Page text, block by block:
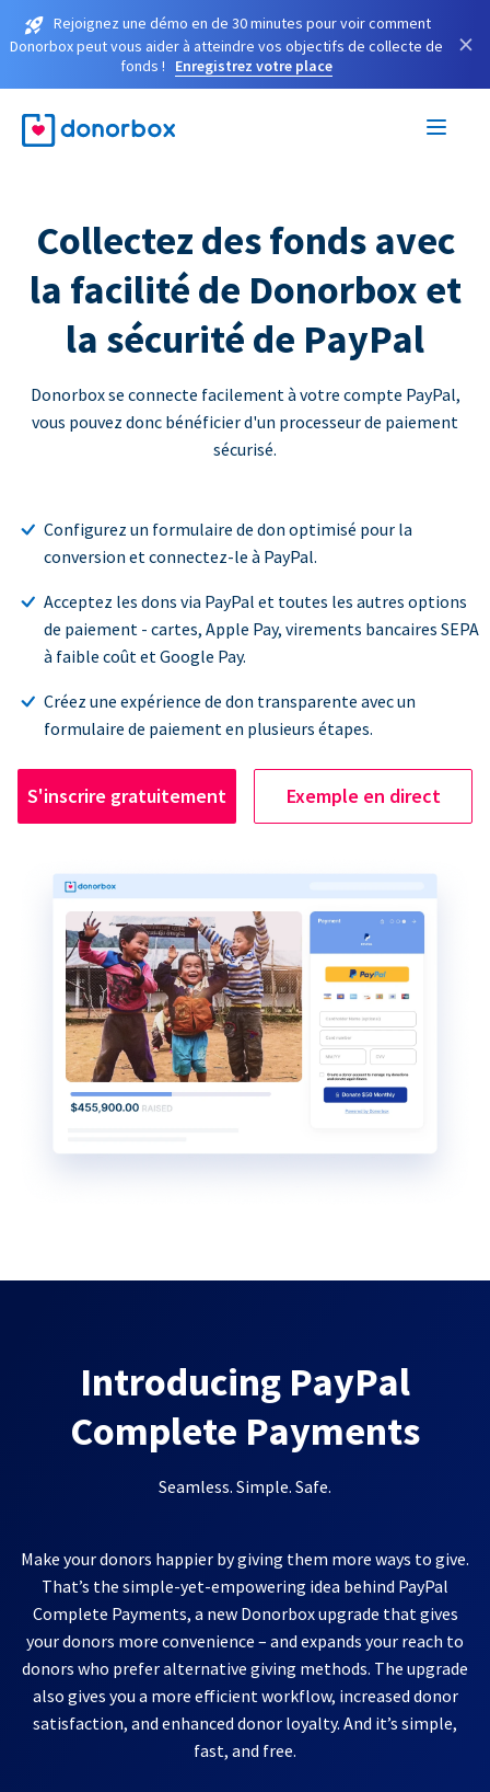
Rejoignez une démo en de 30 minutes pour voir comment
Donorbox peut vous aider à atteindre vos objectifs de collecte de
fonds !
Enregistrez votre place
×
Collectez des fonds avec
la facilité de Donorbox et
la sécurité de PayPal
Donorbox se connecte facilement à votre compte PayPal,
vous pouvez donc bénéficier d'un processeur de paiement
sécurisé.
Configurez un formulaire de don optimisé pour la
conversion et connectez-le à PayPal.
Acceptez les dons via PayPal et toutes les autres options
de paiement - cartes, Apple Pay, virements bancaires SEPA
à faible coût et Google Pay.
Créez une expérience de don transparente avec un
formulaire de paiement en plusieurs étapes.
S'inscrire gratuitement Exemple en direct
Introducing PayPal
Complete Payments
Seamless. Simple. Safe.
Make your donors happier by giving them more ways to give.
That’s the simple-yet-empowering idea behind PayPal
Complete Payments, a new Donorbox upgrade that gives
your donors more convenience – and expands your reach to
donors who prefer alternative giving methods. The upgrade
also gives you a more efficient workflow, increased donor
satisfaction, and enhanced donor loyalty. And it’s simple,
fast, and free.